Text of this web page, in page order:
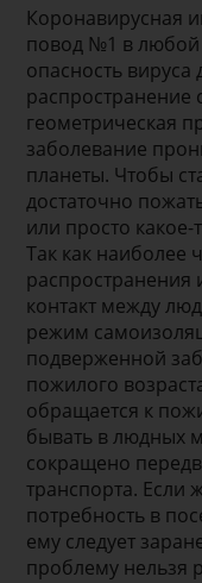
Коронавирусная
повод №1 в любой
опасность вируса
распространение
геометрическая
заболевание
планеты. Чтобы
достаточно
или просто
Так как наиболее
распространения
контакт между
режим
подверженной
пожилого
обращается к
бывать в людных
сокращено
транспорта. Если
потребность в
ему следует
проблему нельзя